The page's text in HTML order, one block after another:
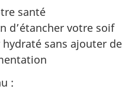
santé
d’étancher votre soif
sans ajouter de
: